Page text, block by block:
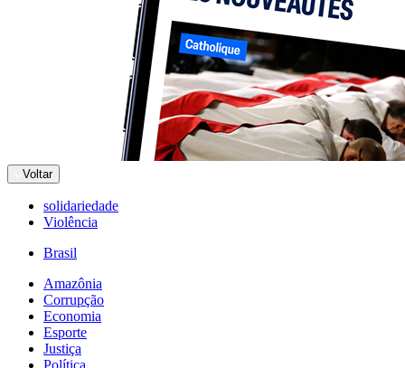
Voltar
solidariedade
Violência
Brasil
Amazônia
Corrupção
Economia
Esporte
Justiça
Política